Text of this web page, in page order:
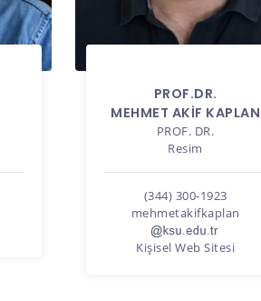
PROF.DR.
MEHMET AKİF KAPLAN
PROF. DR.
Resim
(344) 300-1923
mehmetakifkaplan
Kişisel Web Sitesi